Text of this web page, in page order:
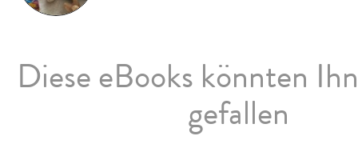
Diese eBooks könnten
gefallen